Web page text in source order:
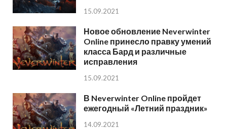
15.09.2021
Новое обновление Neverwinter
Online принесло правку умений
класса Бард и различные
исправления
15.09.2021
В Neverwinter Online пройдет
ежегодный «Летний праздник»
14.09.2021